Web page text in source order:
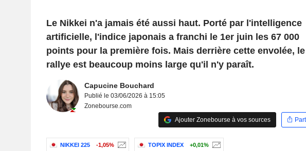
Le Nikkei n'a jamais été aussi haut. Porté par l'intelligence
artificielle, l'indice japonais a franchi le 1er juin les 67 000
points pour la première fois. Mais derrière cette envolée, le
rallye est beaucoup moins large qu'il n'y paraît.
Capucine Bouchard
Publié le 03/06/2026 à 15:05
Zonebourse.com
Ajouter Zonebourse à vos sources
NIKKEI 225 -1,05% TOPIX INDEX +0,01%